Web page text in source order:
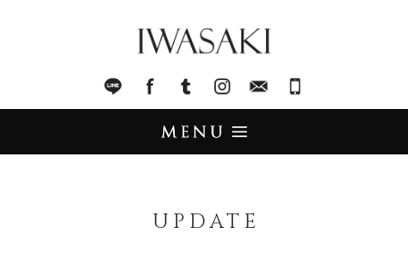
LINE facebook Tumblr InstagramMail
UPDATE